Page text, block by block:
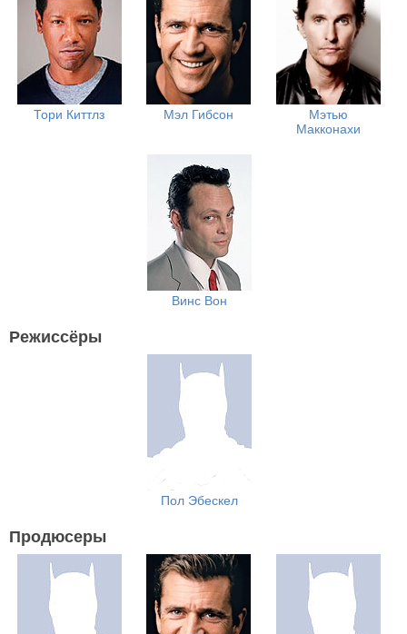
Тори Киттлз Мэл Гибсон
Мэтью
Макконахи
Винс Вон
Режиссёры
Пол Эбескел
Продюсеры